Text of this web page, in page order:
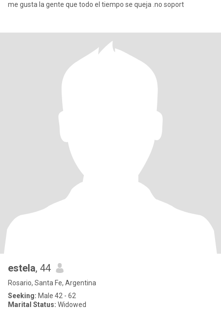
me gusta la gente que todo el tiempo se queja .no soport
estela, 44
Rosario, Santa Fe, Argentina
Seeking: Male 42 - 62
Marital Status: Widowed